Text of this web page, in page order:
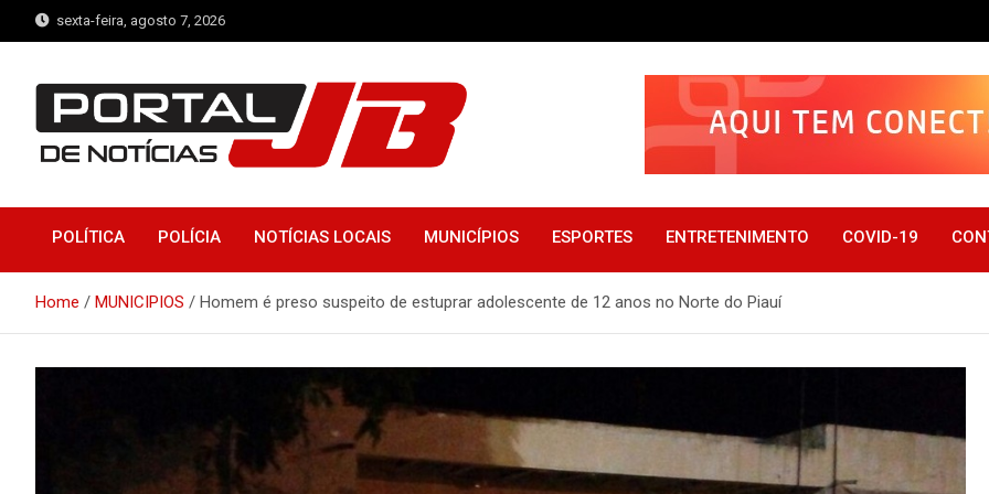
to
sexta-feira, agosto 7, 2026
Portal de Notícias JB
POLÍTICA POLÍCIA NOTÍCIAS LOCAIS MUNICÍPIOS ESPORTES ENTRETENIMENTO COVID-19
Home MUNICIPIOS Homem é preso suspeito de estuprar adolescente de 12 anos no Norte do Piauí